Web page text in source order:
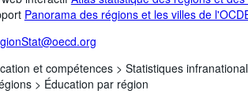
Panorama des régions et les villes de
et compétences > Statistiques
> Éducation par région